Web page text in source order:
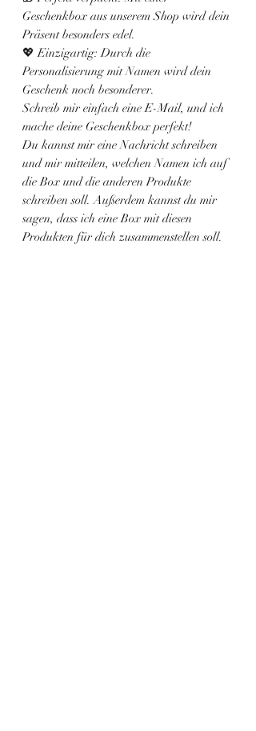
Geschenkbox aus unserem Shop wird dein
Präsent besonders edel.
💖 Einzigartig: Durch die
Personalisierung mit Namen wird dein
Geschenk noch besonderer.
Schreib mir einfach eine E-Mail, und ich
mache deine Geschenkbox perfekt!
Du kannst mir eine Nachricht schreiben
und mir mitteilen, welchen Namen ich auf
die Box und die anderen Produkte
schreiben soll. Außerdem kannst du mir
sagen, dass ich eine Box mit diesen
Produkten für dich zusammenstellen soll.